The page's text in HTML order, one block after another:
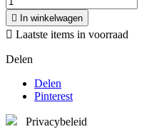
 In winkelwagen
 Laatste items in voorraad
Delen
Delen
Pinterest
Privacybeleid